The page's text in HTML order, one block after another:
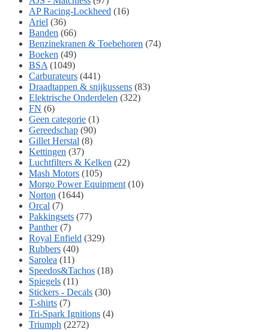
AP Racing-Lockheed (16)
Ariel (36)
Banden (66)
Benzinekranen & Toebehoren (74)
Boeken (49)
BSA (1049)
Carburateurs (441)
Draadtappen & snijkussens (83)
Elektrische Onderdelen (322)
FN (6)
Geen categorie (1)
Gereedschap (90)
Gillet Herstal (8)
Kettingen (37)
Luchtfilters & Kelken (22)
Mash Motors (105)
Morgo Power Equipment (10)
Norton (1644)
Orcal (7)
Pakkingsets (77)
Panther (7)
Royal Enfield (329)
Rubbers (40)
Sarolea (11)
Speedos&Tachos (18)
Spiegels (11)
Stickers - Decals (30)
T-shirts (7)
Tri-Spark Ignitions (4)
Triumph (2272)